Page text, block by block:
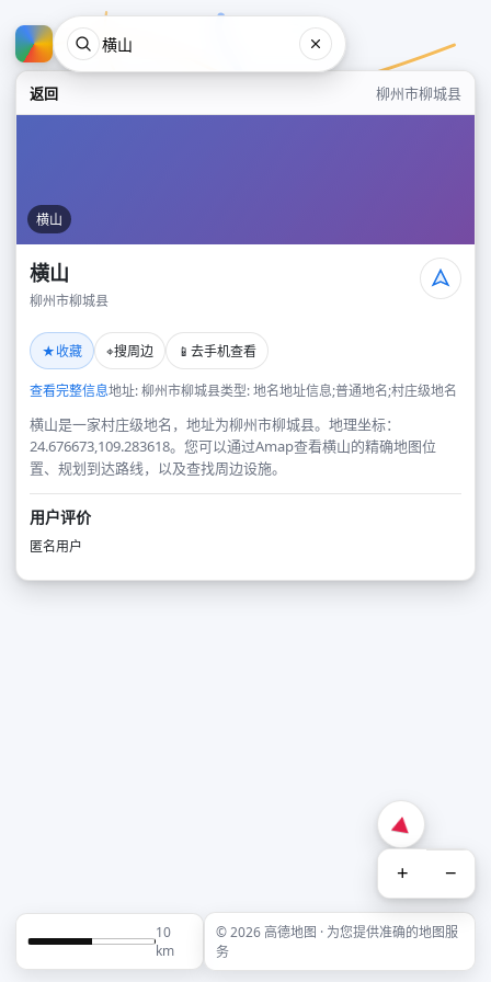
返回 柳州市柳城县
横山
横山
柳州市柳城县
★收藏 ⌖搜周边 📱 去手机查看
查看完整信息地址: 柳州市柳城县类型: 地名地址信息;普通地名;村庄级地名
横山是一家村庄级地名，地址为柳州市柳城县。地理坐标：
24.676673,109.283618。您可以通过Amap查看横山的精确地图位
置、规划到达路线，以及查找周边设施。
用户评价
匿名用户
+ −
10
km
© 2026 高德地图 · 为您提供准确的地图服
务